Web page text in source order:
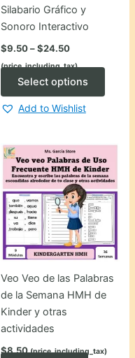
Silabario Gráfico y
Sonoro Interactivo
$9.50–$24.50Price
$9.50
through
(price_including_tax)
Select options
The
may
be
on
page
Add to Wishlist
Veo Veo de las Palabras
de la Semana HMH de
Kinder y otras
actividades
$8.50 (price_including_tax)